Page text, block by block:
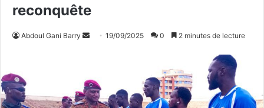
reconquête
Abdoul Gani Barry
o
y
e
19/09/2025 0 2 minutes de lecture